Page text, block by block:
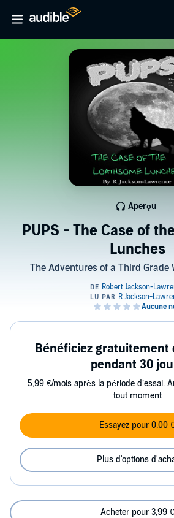
PUPS - The Case of
Lunches
The Adventures of a Third Grade
Aperçu
Bénéficiez gratuitement
pendant 30
5,99 €/mois après la période d’essai.
tout moment
Essayez pour 0,00
Plus d'options
Acheter pour 3,99 €